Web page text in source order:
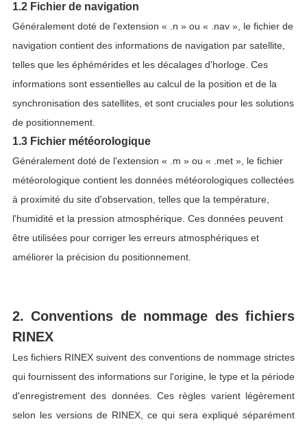
1.2 Fichier de navigation
Généralement doté de l'extension « .n » ou « .nav », le fichier de
navigation contient des informations de navigation par satellite,
telles que les éphémérides et les décalages d'horloge. Ces
informations sont essentielles au calcul de la position et de la
synchronisation des satellites, et sont cruciales pour les solutions
de positionnement.
1.3 Fichier météorologique
Généralement doté de l'extension « .m » ou « .met », le fichier
météorologique contient les données météorologiques collectées
à proximité du site d'observation, telles que la température,
l'humidité et la pression atmosphérique. Ces données peuvent
être utilisées pour corriger les erreurs atmosphériques et
améliorer la précision du positionnement.
2. Conventions de nommage des fichiers
RINEX
Les fichiers RINEX suivent des conventions de nommage strictes
qui fournissent des informations sur l'origine, le type et la période
d'enregistrement des données. Ces règles varient légèrement
selon les versions de RINEX, ce qui sera expliqué séparément